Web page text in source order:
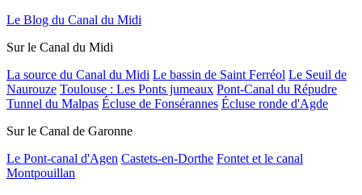
Le Blog du Canal du Midi
Sur le Canal du Midi
La source du Canal du Midi Le bassin de Saint Ferréol Le Seuil de
Naurouze Toulouse : Les Ponts jumeaux Pont-Canal du Répudre
Tunnel du Malpas Écluse de Fonsérannes Écluse ronde d'Agde
Sur le Canal de Garonne
Le Pont-canal d'Agen Castets-en-Dorthe Fontet et le canal
Montpouillan